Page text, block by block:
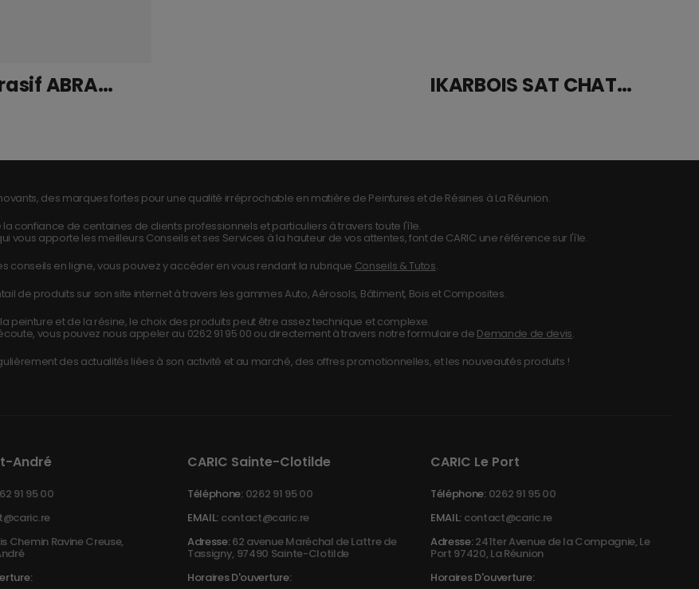
Mirka Abrasif ABRANET 70x198mm Grip P080 IKARBOIS SAT CHATAIGNIER THIXO 1L
des marques fortes pour une qualité irréprochable en matière de Peintures et de Résines à La Réunion.
la confiance de centaines de clients professionnels et particuliers à travers toute l'île.
vous apporte les meilleurs Conseils et ses Services à la hauteur de vos attentes, font de CARIC une référence sur l'île.
conseils en ligne, vous pouvez y accéder en vous rendant la rubrique Conseils & Tutos.
de produits sur son site internet à travers les gammes Auto, Aérosols, Bâtiment, Bois et Composites.
peinture et de la résine, le choix des produits peut être assez technique et complexe.
vous pouvez nous appeler au 0262 91 95 00 ou directement à travers notre formulaire de Demande de devis.
des actualités liées à son activité et au marché, des offres promotionnelles, et les nouveautés produits !
André
91 95 00
Chemin Ravine Creuse,
CARIC Sainte-Clotilde
Téléphone: 0262 91 95 00
EMAIL: contact@caric.re
Adresse:62 avenue Maréchal de Lattre de
Tassigny, 97490 Sainte-Clotilde
Horaires D'ouverture:
CARIC Le Port
Téléphone: 0262 91 95 00
EMAIL: contact@caric.re
Adresse:241ter Avenue de la Compagnie, Le
Port 97420, La Réunion
Horaires D'ouverture: